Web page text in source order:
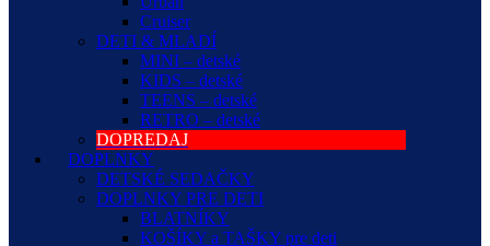
Cruiser
DETI & MLADÍ
MINI – detské
KIDS – detské
TEENS – detské
RETRO – detské
DOPREDAJ
DOPLNKY
DETSKÉ SEDAČKY
DOPLNKY PRE DETI
BLATNÍKY
KOŠÍKY a TAŠKY pre deti